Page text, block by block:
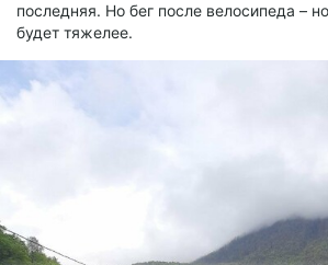
последняя. Но бег после велосипеда –
будет тяжелее.